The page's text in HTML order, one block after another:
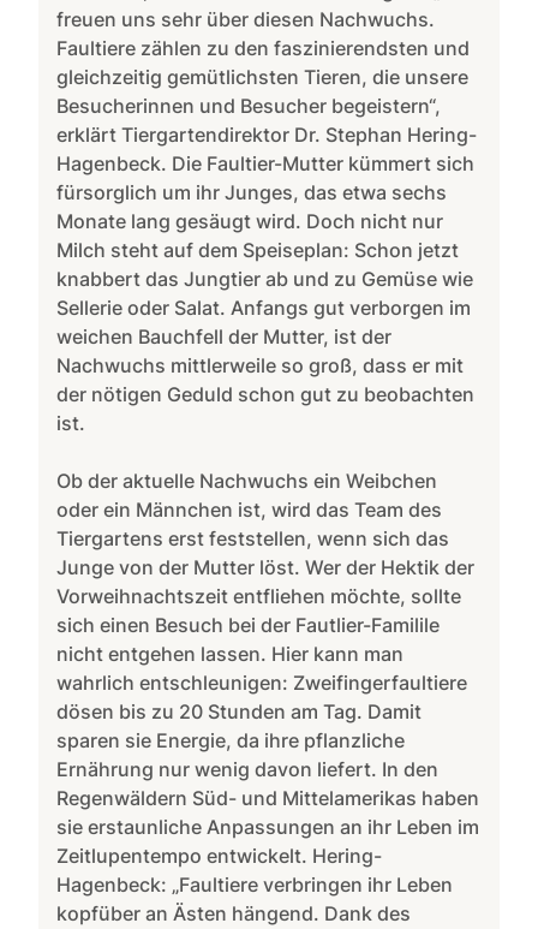
freuen uns sehr über diesen Nachwuchs.
Faultiere zählen zu den faszinierendsten und
gleichzeitig gemütlichsten Tieren, die unsere
Besucherinnen und Besucher begeistern“,
erklärt Tiergartendirektor Dr. Stephan Hering-
Hagenbeck. Die Faultier-Mutter kümmert sich
fürsorglich um ihr Junges, das etwa sechs
Monate lang gesäugt wird. Doch nicht nur
Milch steht auf dem Speiseplan: Schon jetzt
knabbert das Jungtier ab und zu Gemüse wie
Sellerie oder Salat. Anfangs gut verborgen im
weichen Bauchfell der Mutter, ist der
Nachwuchs mittlerweile so groß, dass er mit
der nötigen Geduld schon gut zu beobachten
ist.
Ob der aktuelle Nachwuchs ein Weibchen
oder ein Männchen ist, wird das Team des
Tiergartens erst feststellen, wenn sich das
Junge von der Mutter löst. Wer der Hektik der
Vorweihnachtszeit entfliehen möchte, sollte
sich einen Besuch bei der Fautlier-Familile
nicht entgehen lassen. Hier kann man
wahrlich entschleunigen: Zweifingerfaultiere
dösen bis zu 20 Stunden am Tag. Damit
sparen sie Energie, da ihre pflanzliche
Ernährung nur wenig davon liefert. In den
Regenwäldern Süd- und Mittelamerikas haben
sie erstaunliche Anpassungen an ihr Leben im
Zeitlupentempo entwickelt. Hering-
Hagenbeck: „Faultiere verbringen ihr Leben
kopfüber an Ästen hängend. Dank des